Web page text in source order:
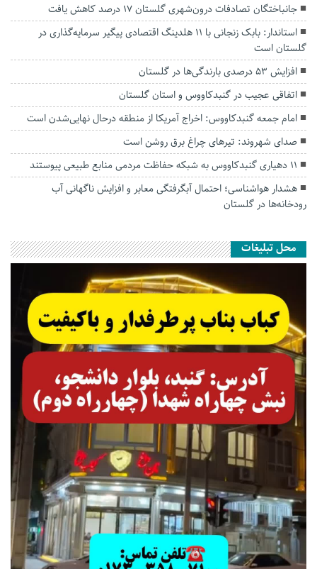
جانباختگان تصادفات درون‌شهری گلستان ۱۷ درصد کاهش یافت
استاندار: بابک زنجانی با ۱۱ هلدینگ اقتصادی پیگیر سرمایه‌گذاری در
گلستان است
افزایش ۵۳ درصدی بارندگی‌ها در گلستان
اتفاقی عجیب در‌ گنبدکاووس و استان گلستان
امام جمعه گنبدکاووس: اخراج آمریکا از منطقه درحال نهایی‌شدن است
صدای شهروند: تیرهای چراغ برق روشن است
۱۱ دهیاری گنبدکاووس به شبکه حفاظت مردمی منابع طبیعی پیوستند
هشدار هواشناسی؛ احتمال آبگرفتگی معابر و افزایش ناگهانی آب
رودخانه‌ها در گلستان
محل تبلیغات